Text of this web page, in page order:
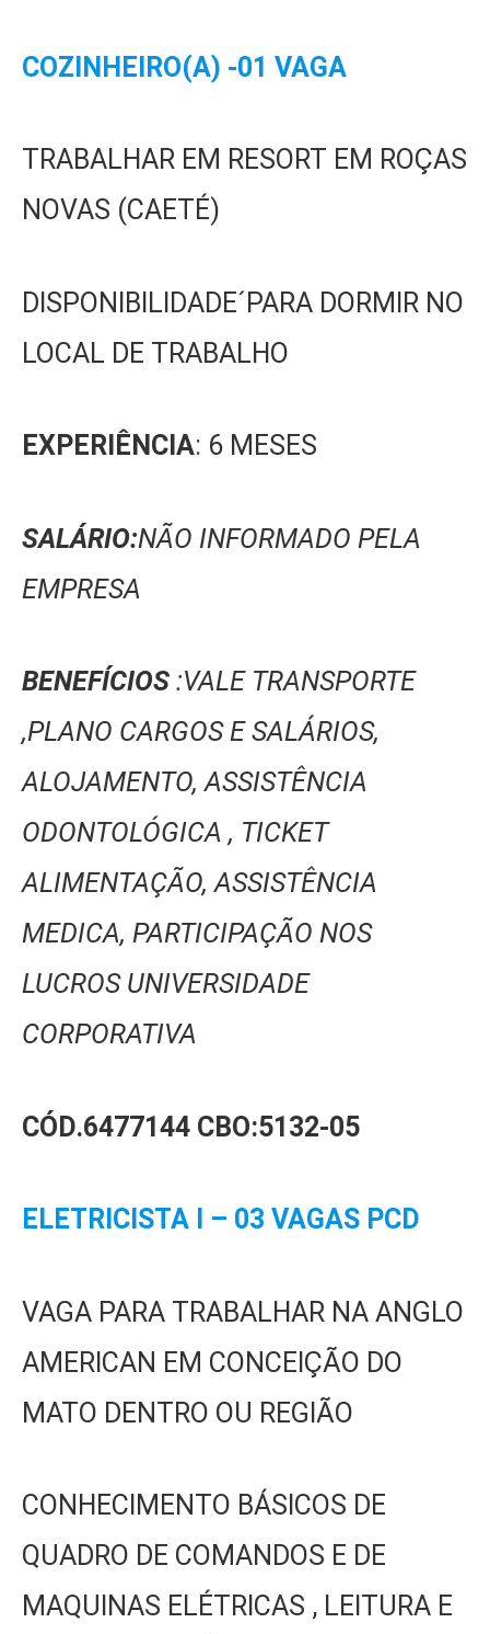
COZINHEIRO(A) -01 VAGA
TRABALHAR EM RESORT EM ROÇAS
NOVAS (CAETÉ)
DISPONIBILIDADE´PARA DORMIR NO
LOCAL DE TRABALHO
EXPERIÊNCIA: 6 MESES
SALÁRIO:NÃO INFORMADO PELA
EMPRESA
BENEFÍCIOS :VALE TRANSPORTE
,PLANO CARGOS E SALÁRIOS,
ALOJAMENTO, ASSISTÊNCIA
ODONTOLÓGICA , TICKET
ALIMENTAÇÃO, ASSISTÊNCIA
MEDICA, PARTICIPAÇÃO NOS
LUCROS UNIVERSIDADE
CORPORATIVA
CÓD.6477144 CBO:5132-05
ELETRICISTA I – 03 VAGAS PCD
VAGA PARA TRABALHAR NA ANGLO
AMERICAN EM CONCEIÇÃO DO
MATO DENTRO OU REGIÃO
CONHECIMENTO BÁSICOS DE
QUADRO DE COMANDOS E DE
MAQUINAS ELÉTRICAS , LEITURA E